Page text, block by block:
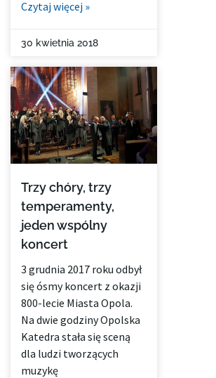
Czytaj więcej »
30 kwietnia 2018
Trzy chóry, trzy
temperamenty,
jeden wspólny
koncert
3 grudnia 2017 roku odbył
się ósmy koncert z okazji
800-lecie Miasta Opola.
Na dwie godziny Opolska
Katedra stała się sceną
dla ludzi tworzących
muzykę